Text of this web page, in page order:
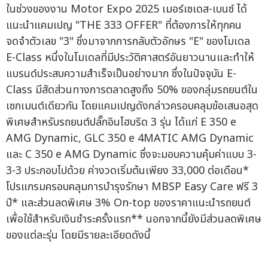
ในช่วงของงาน Motor Expo 2025 เมอร์เซเดส-เบนซ์ ได้
แนะนำแคมเปญ "THE 333 OFFER" ที่ต้องการให้ทุกคน
จดจำตัวเลข "3" ซึ่งมาจากการกลับตัวอักษร "E" ของโมเดล
E-Class หนึ่งในโมเดลที่มีประวัติศาสตร์อันยาวนานและทำให้
แบรนด์ประสบความสำเร็จเป็นอย่างมาก ซึ่งในปัจจุบัน E-
Class มีสัดส่วนทางการตลาดสูงถึง 50% ของกลุ่มรถยนต์ใน
เซกเมนต์เดียวกัน โดยแคมเปญดังกล่าวครอบคลุมข้อเสนอสุด
พิเศษสำหรับรถยนต์ปลั๊กอินไฮบริด 3 รุ่น ได้แก่ E 350 e
AMG Dynamic, GLC 350 e 4MATIC AMG Dynamic
และ C 350 e AMG Dynamic ซึ่งจะมอบความคุ้มค่าแบบ 3-
3-3 ประกอบไปด้วย ค่างวดเริ่มต้นเพียง 33,000 ต่อเดือน*
โปรแกรมครอบคลุมการบำรุงรักษา MBSP Easy Care ฟรี 3
ปี* และส่วนลดพิเศษ 3% On-top ของราคาแนะนำรถยนต์
เพื่อใช้สำหรับเงินชำระครั้งแรก** นอกจากนี้ยังมีส่วนลดพิเศษ
ของแต่ละรุ่น โดยมีรายละเอียดดังนี้